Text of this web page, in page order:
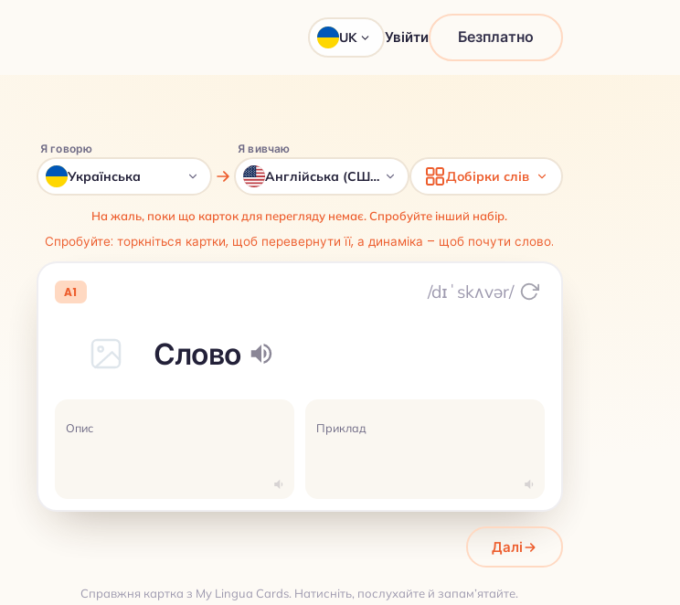
UK Увійти Безплатно
Я говорю
Українська
Я вивчаю
Англійська (США) Добірки слів
На жаль, поки що карток для перегляду немає. Спробуйте інший набір.
Спробуйте: торкніться картки, щоб перевернути її, а динаміка – щоб почути слово.
A1 /dɪˈskʌvər/
Слово
Опис Приклад
Далі
Справжня картка з My Lingua Cards. Натисніть, послухайте й запам’ятайте.